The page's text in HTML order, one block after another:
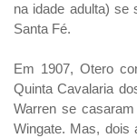
na idade adulta) se
Santa Fé.
Em 1907, Otero
Quinta Cavalaria
Warren se
Wingate. Mas, dois